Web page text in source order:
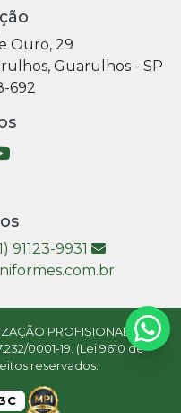
Ouro, 29
Guarulhos - SP
692
91123-9931
PROFISIONAL E
0001-19. (Lei 9610 de
reservados.